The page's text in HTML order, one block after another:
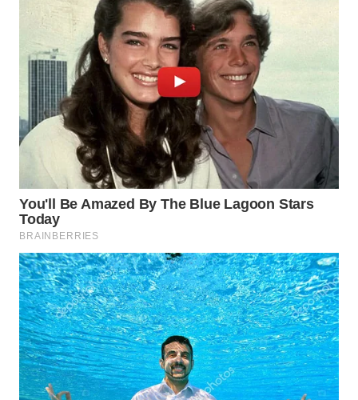
WN
WN
KALSEL
WN
SULSEL
WN
GORONTALO
WN
SULUT
WN
MALUKU